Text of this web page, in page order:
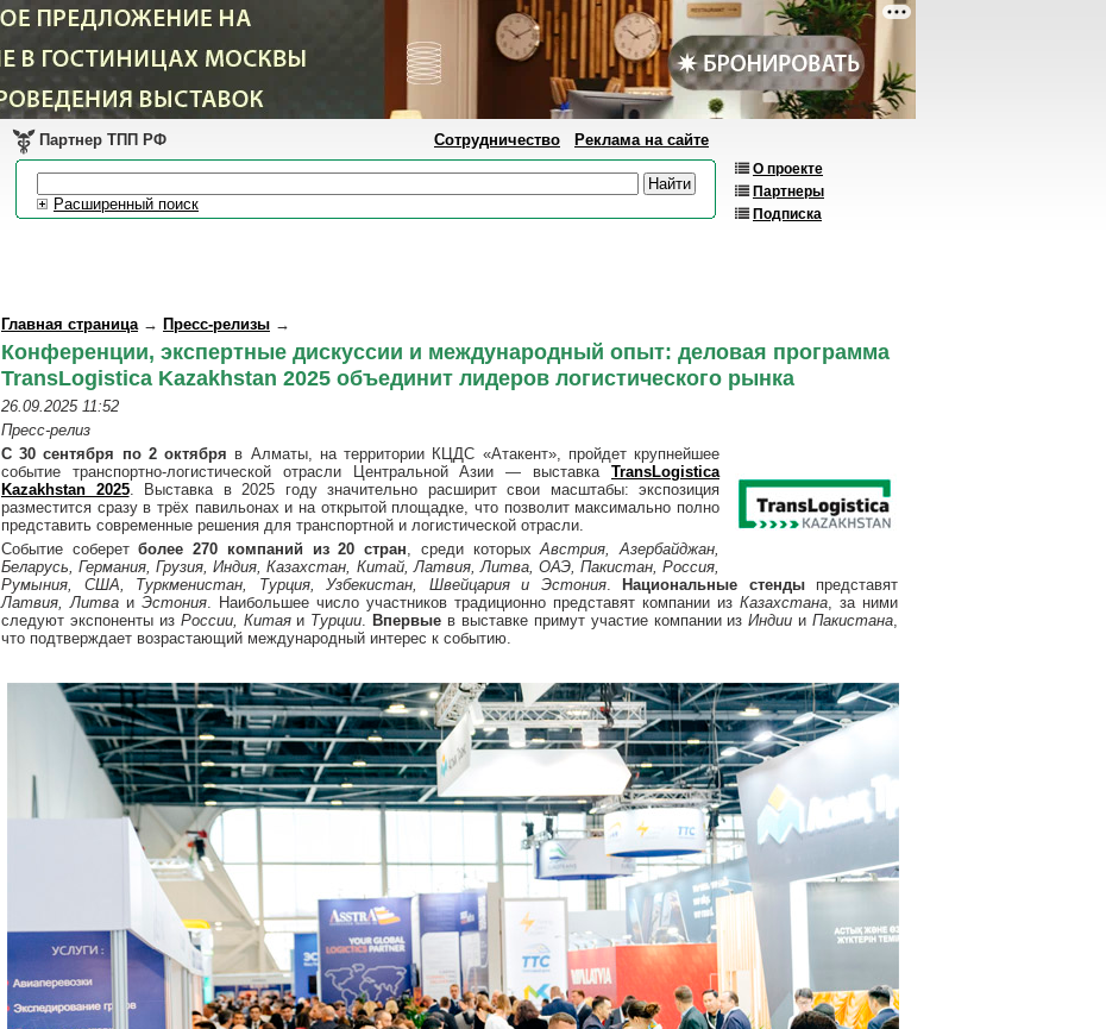
О проекте
Партнеры
Подписка
Партнер ТПП РФ Сотрудничество Реклама на сайте
Расширенный поиск
Главная страница→ Пресс-релизы →
Конференции, экспертные дискуссии и международный опыт: деловая программа
TransLogistica Kazakhstan 2025 объединит лидеров логистического рынка
26.09.2025 11:52
Пресс-релиз
С 30 сентября по 2 октября в Алматы, на территории КЦДС «Атакент», пройдет крупнейшее
событие транспортно-логистической отрасли Центральной Азии — выставка TransLogistica
Kazakhstan 2025. Выставка в 2025 году значительно расширит свои масштабы: экспозиция
разместится сразу в трёх павильонах и на открытой площадке, что позволит максимально полно
представить современные решения для транспортной и логистической отрасли.
Событие соберетболее 270 компаний из 20 стран, среди которыхАвстрия, Азербайджан,
Беларусь, Германия, Грузия, Индия, Казахстан, Китай, Латвия, Литва, ОАЭ, Пакистан, Россия,
Румыния, США, Туркменистан, Турция, Узбекистан, Швейцария и Эстония. Национальные стендыпредставят
Латвия, Литва и Эстония. Наибольшее число участников традиционно представят компании из Казахстана, за ними
следуют экспоненты из России, Китаяи Турции. Впервые в выставке примут участие компании изИндии и Пакистана,
что подтверждает возрастающий международный интерес к событию.